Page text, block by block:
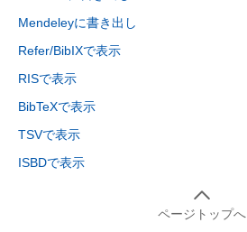
Mendeleyに書き出し
Refer/BibIXで表示
RISで表示
BibTeXで表示
TSVで表示
ISBDで表示
ページトップへ